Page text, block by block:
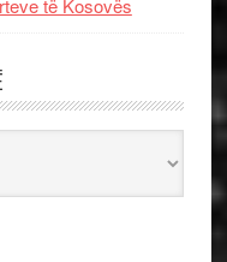
të Kosovës